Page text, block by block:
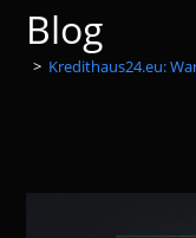
Blog
> Kredithaus24.eu: